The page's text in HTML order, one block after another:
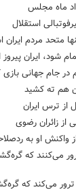
استقلال
متحد مردم
شود، ایران
جام جهانی بازی
هم ته‌ کشید
از ترس ایران
از زائران رضوی
واکنش او به
می‌کنند که
می‌کند که